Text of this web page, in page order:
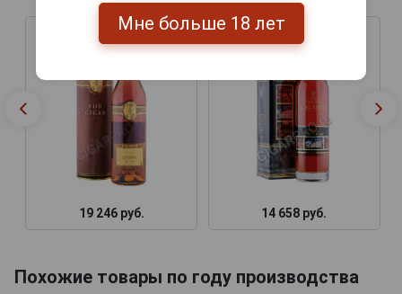
19 246 руб. 14 658 руб.
Похожие товары по году производства
Мне больше 18 лет